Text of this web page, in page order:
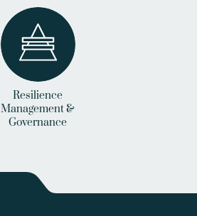
Resilience
Management &
Governance